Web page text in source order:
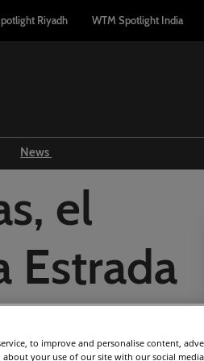
Riyadh WTM Spotlight India
News
WTM TV
Industry news
el
Estrada
to improve and personalise content,
your use of our site with our social